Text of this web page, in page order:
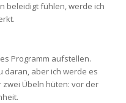
beleidigt fühlen, werde ich
Programm aufstellen.
daran, aber ich werde es
Übeln hüten: vor der